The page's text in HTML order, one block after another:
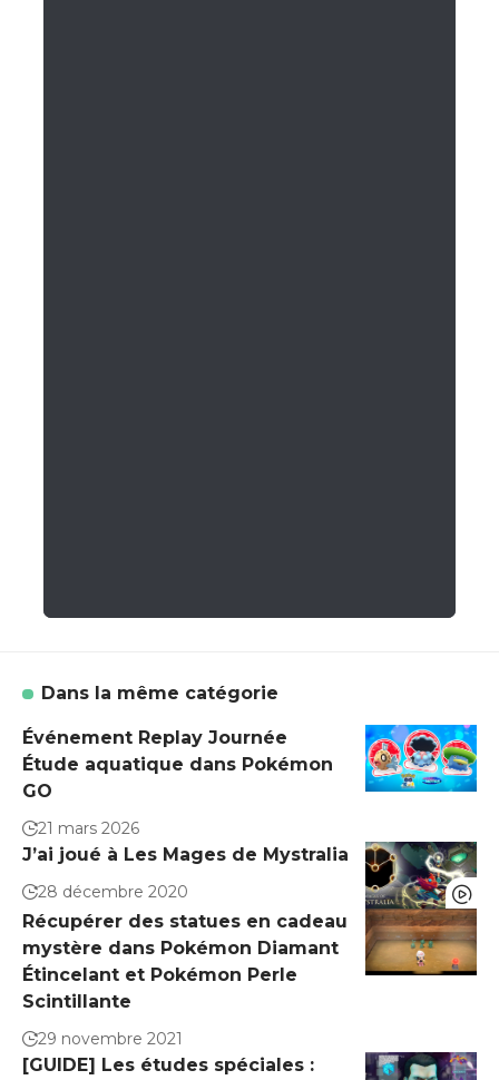
Dans la même catégorie
Événement Replay Journée
Étude aquatique dans Pokémon
GO
21 mars 2026
J’ai joué à Les Mages de Mystralia
28 décembre 2020
Récupérer des statues en cadeau
mystère dans Pokémon Diamant
Étincelant et Pokémon Perle
Scintillante
29 novembre 2021
[GUIDE] Les études spéciales :